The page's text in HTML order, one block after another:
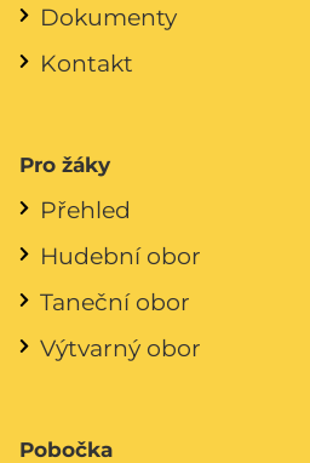
Dokumenty
Kontakt
Pro žáky
Přehled
Hudební obor
Taneční obor
Výtvarný obor
Pobočka